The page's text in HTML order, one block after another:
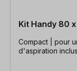
Kit Handy 80
Compact | pour
d'aspiration inclus